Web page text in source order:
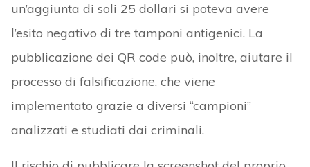
un’aggiunta di soli 25 dollari si poteva avere
l’esito negativo di tre tamponi antigenici. La
pubblicazione dei QR code può, inoltre, aiutare il
processo di falsificazione, che viene
implementato grazie a diversi “campioni”
analizzati e studiati dai criminali.